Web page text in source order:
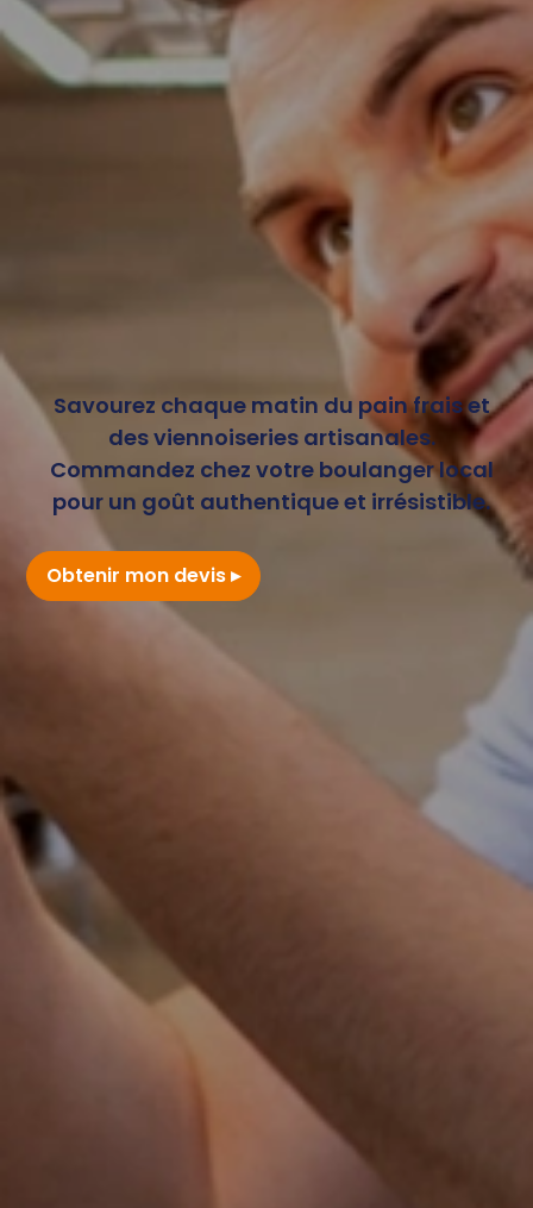
Savourez chaque matin du pain frais et
des viennoiseries artisanales.
Commandez chez votre boulanger local
pour un goût authentique et irrésistible.
Obtenir mon devis